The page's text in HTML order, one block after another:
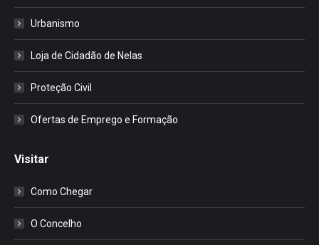
Urbanismo
Loja de Cidadão de Nelas
Proteção Civil
Ofertas de Emprego e Formação
Visitar
Como Chegar
O Concelho